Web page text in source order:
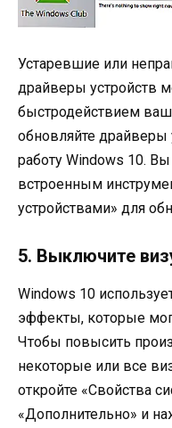
Устаревшие или
драйверы устройств
быстродействием
обновляйте драйверы
работу Windows 10.
встроенным
устройствами» для
5. Выключите
Windows 10
эффекты, которые
Чтобы повысить
некоторые или все
откройте «Свойства
«Дополнительно» и